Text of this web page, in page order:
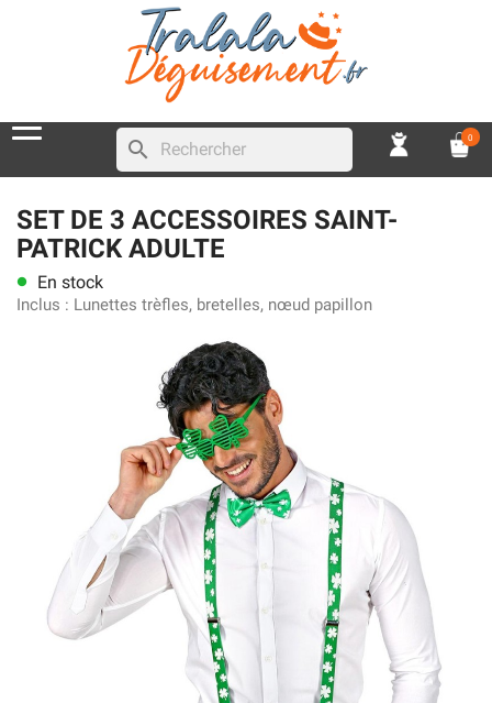
search 0
SET DE 3 ACCESSOIRES SAINT-
PATRICK ADULTE
lens En stock
Inclus : Lunettes trèfles, bretelles, nœud papillon